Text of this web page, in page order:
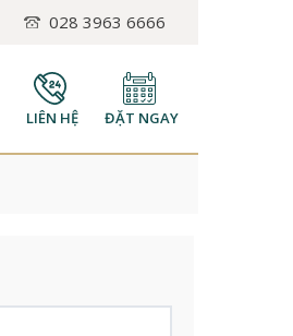
028 3963 6666
LIÊN HỆ ĐẶT NGAY